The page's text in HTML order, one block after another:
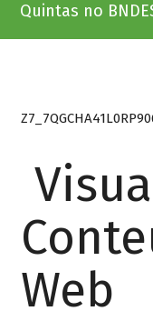
Quintas no
Web